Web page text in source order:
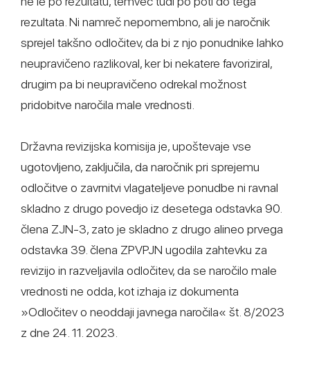
rezultata. Ni namreč nepomembno, ali je naročnik
sprejel takšno odločitev, da bi z njo ponudnike lahko
neupravičeno razlikoval, ker bi nekatere favoriziral,
drugim pa bi neupravičeno odrekal možnost
pridobitve naročila male vrednosti.
Državna revizijska komisija je, upoštevaje vse
ugotovljeno, zaključila, da naročnik pri sprejemu
odločitve o zavrnitvi vlagateljeve ponudbe ni ravnal
skladno z drugo povedjo iz desetega odstavka 90.
člena ZJN-3, zato je skladno z drugo alineo prvega
odstavka 39. člena ZPVPJN ugodila zahtevku za
revizijo in razveljavila odločitev, da se naročilo male
vrednosti ne odda, kot izhaja iz dokumenta
»Odločitev o neoddaji javnega naročila« št. 8/2023
z dne 24. 11. 2023.